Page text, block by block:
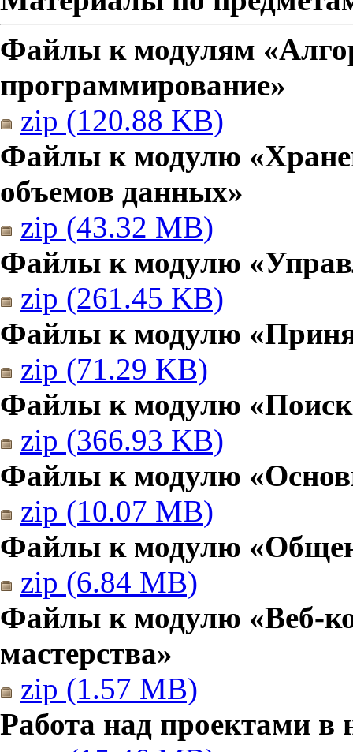
Файлы к модулям
программирование»
zip (120.88 KB)
Файлы к модулю
объемов данных»
zip (43.32 MB)
Файлы к модулю
zip (261.45 KB)
Файлы к модулю
zip (71.29 KB)
Файлы к модулю
zip (366.93 KB)
Файлы к модулю
zip (10.07 MB)
Файлы к модулю
zip (6.84 MB)
Файлы к модулю «Веб-
мастерства»
zip (1.57 MB)
Работа над проектами в